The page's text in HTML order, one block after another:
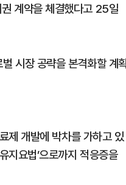
권 계약을 체결했다고 25일
시장 공략을 본격화할 계
제 개발에 박차를 가하고 있
지요법’으로까지 적응증을